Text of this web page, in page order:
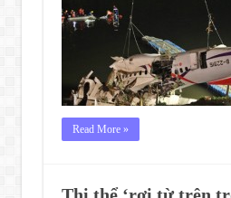
Read More »